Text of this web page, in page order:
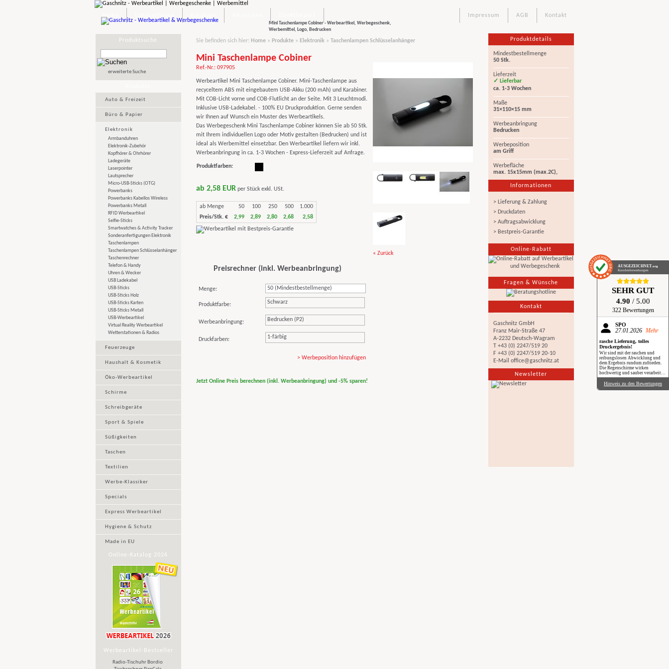
AUSGEZEICHNET.org
Kundenbewertungen
SEHR GUT
4.90 / 5.00
322 Bewertungen
SPÖ
27.01.2026 Mehr
rasche Lieferung, tolles
Druckergebnis!
Wir sind mit der raschen und
reibungslosen Abwicklung und
dem Ergebnis rundum zufrieden.
Die Regenschirme wirken
hochwertig und sauber verarbeitet.
Besonders positiv: Der Druck ist
gestochen scharf, farbintensiv und
auch bei genauerem Hinsehen sehr
Hinweis zu den Bewertungen
Mini Taschenlampe Cobiner - Werbeartikel, Werbegeschenk,
Werbemittel, Logo, Bedrucken
Kontakt
AGB
Impressum
Produktsuche
erweiterte Suche
Auto & Freizeit
Büro & Papier
Elektronik
Armbanduhren
Elektronik-Zubehör
Kopfhörer & Ohrhörer
Ladegeräte
Laserpointer
Lautsprecher
Micro-USB-Sticks (OTG)
Powerbanks
Powerbanks Kabellos Wireless
Powerbanks Metall
RFID Werbeartikel
Selfie-Sticks
Smartwatches & Activity Tracker
Sonderanfertigungen Elektronik
Taschenlampen
Taschenlampen Schlüsselanhänger
Taschenrechner
Telefon & Handy
Uhren & Wecker
USB Ladekabel
USB-Sticks
USB-Sticks Holz
USB-Sticks Karten
USB-Sticks Metall
USB-Werbeartikel
Virtual Reality Werbeartikel
Wetterstationen & Radios
Feuerzeuge
Haushalt & Kosmetik
Öko-Werbeartikel
Schirme
Schreibgeräte
Sport & Spiele
Süßigkeiten
Taschen
Textilien
Werbe-Klassiker
Specials
Express Werbeartikel
Hygiene & Schutz
Made in EU
Online-Katalog 2026
Werbeartikel-Bestseller
Radio-Tischuhr Bordio
Sie befinden sich hier: Home» Produkte» Elektronik» Taschenlampen Schlüsselanhänger
Mini Taschenlampe Cobiner
Ref.-Nr.: 097905
Werbeartikel Mini Taschenlampe Cobiner. Mini-Taschenlampe aus
recyceltem ABS mit eingebautem USB-Akku (200 mAh) und Karabiner.
Mit COB-Licht vorne und COB-Flutlicht an der Seite. Mit 3 Leuchtmodi.
Inklusive USB-Ladekabel. - 100% EU Druckproduktion. Gerne senden
wir Ihnen auf Wunsch ein Muster des Werbeartikels.
Das Werbegeschenk Mini Taschenlampe Cobiner können Sie ab 50 Stk.
mit Ihrem individuellen Logo oder Motiv gestalten (Bedrucken) und ist
ideal als Werbemittel einsetzbar. Den Werbeartikel liefern wir inkl.
Werbeanbringung in ca. 1-3 Wochen - Express-Lieferzeit auf Anfrage.
Produktfarben:
ab 2,58 EURper Stück exkl. USt.
ab Menge 50 100 250 500
1.000
Preis/Stk. €
2,99 2,89 2,80 2,68 2,58
Preisrechner (inkl. Werbeanbringung)
Menge:
Produktfarbe: Schwarz
Werbeanbringung: Bedrucken (P2)
Druckfarben: 1-färbig
> Werbeposition hinzufügen
Jetzt Online Preis berechnen (inkl. Werbeanbringung) und -5% sparen!
« Zurück
Produktdetails
Mindestbestellmenge
50 Stk.
Lieferzeit
✓ Lieferbar
ca. 1-3 Wochen
Maße
31×110×15 mm
Werbeanbringung
Bedrucken
Werbeposition
am Griff
Werbefläche
max. 15x15mm (max.2C),
Informationen
> Lieferung & Zahlung
> Druckdaten
> Auftragsabwicklung
> Bestpreis-Garantie
Online-Rabatt
Fragen & Wünsche
Kontakt
Gaschnitz GmbH
Franz Mair-Straße 47
A-2232 Deutsch-Wagram
T +43 (0) 2247/519 20
F +43 (0) 2247/519 20-10
E-Mail office@gaschnitz.at
Newsletter